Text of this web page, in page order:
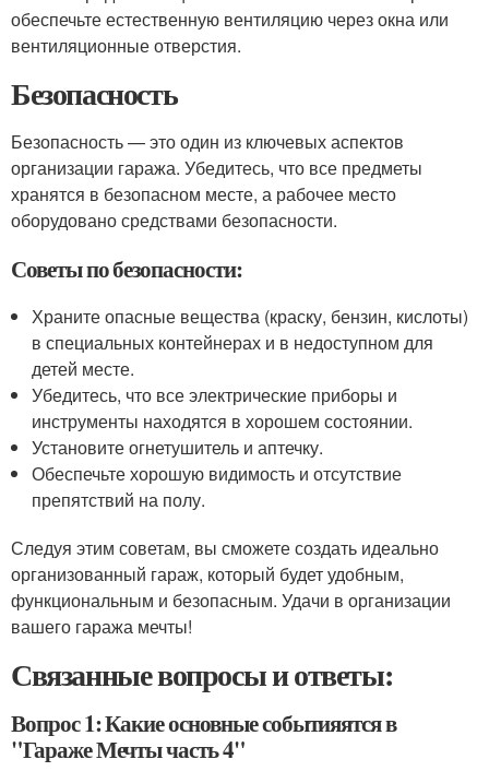
обеспечьте естественную вентиляцию через окна или
вентиляционные отверстия.
Безопасность
Безопасность — это один из ключевых аспектов
организации гаража. Убедитесь, что все предметы
хранятся в безопасном месте, а рабочее место
оборудовано средствами безопасности.
Советы по безопасности:
Храните опасные вещества (краску, бензин, кислоты)
в специальных контейнерах и в недоступном для
детей месте.
Убедитесь, что все электрические приборы и
инструменты находятся в хорошем состоянии.
Установите огнетушитель и аптечку.
Обеспечьте хорошую видимость и отсутствие
препятствий на полу.
Следуя этим советам, вы сможете создать идеально
организованный гараж, который будет удобным,
функциональным и безопасным. Удачи в организации
вашего гаража мечты!
Связанные вопросы и ответы:
Вопрос 1: Какие основные событияятся в
"Гараже Мечты часть 4"